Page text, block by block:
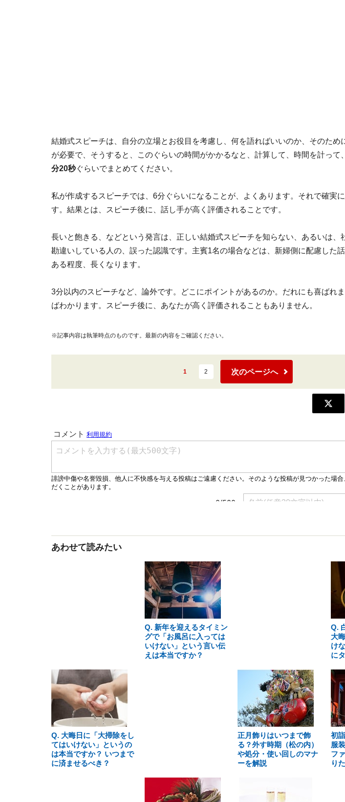
結婚式スピーチは、自分の立場とお役目を考慮し、何を語ればいいのか、そのため
が必要で、そうすると、このぐらいの時間がかかるなと、計算して、時間を計って
分20秒ぐらいでまとめてください。
私が作成するスピーチでは、6分ぐらいになることが、よくあります。それで確実
す。結果とは、スピーチ後に、話し手が高く評価されることです。
長いと飽きる、などという発言は、正しい結婚式スピーチを知らない、あるいは、
勘違いしている人の、誤った認識です。主賓1名の場合などは、新婦側に配慮した話
ある程度、長くなります。
3分以内のスピーチなど、論外です。どこにポイントがあるのか。だれにも喜ばれ
ばわかります。スピーチ後に、あなたが高く評価されることもありません。
※記事内容は執筆時点のものです。最新の内容をご確認ください。
1 2 次のページへ
あわせて読みたい
Q. 新年を迎えるタイミン
グで「お風呂に入っては
いけない」という言い伝
えは本当ですか？
Q.
大
け
に
Q. 大晦日に「大掃除をし
てはいけない」というの
は本当ですか？ いつまで
に済ませるべき？
正月飾りはいつまで飾
る？外す時期（松の内）
や処分・使い回しのマナ
ーを解説
初
服
フ
り